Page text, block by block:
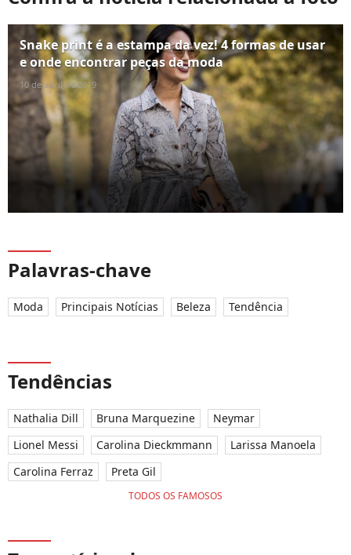
Snake print é a estampa da vez! 4 formas de usar
e onde encontrar peças da moda
10 de abril de 2019
Palavras-chave
Moda Principais Notícias Beleza Tendência
Tendências
Nathalia Dill Bruna Marquezine
Neymar
Lionel Messi
Carolina Dieckmmann
Larissa Manoela
Carolina Ferraz
Preta Gil
TODOS OS FAMOSOS